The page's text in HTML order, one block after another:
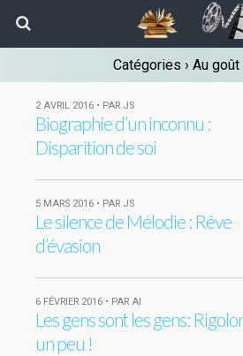
Catégories › Au goût
2 AVRIL 2016 • PAR JS
Biographie d’un inconnu :
Disparition de soi
5 MARS 2016 • PAR JS
Le silence de Mélodie : Rêve
d’évasion
6 FÉVRIER 2016 • PAR AI
Les gens sont les gens:
un peu !